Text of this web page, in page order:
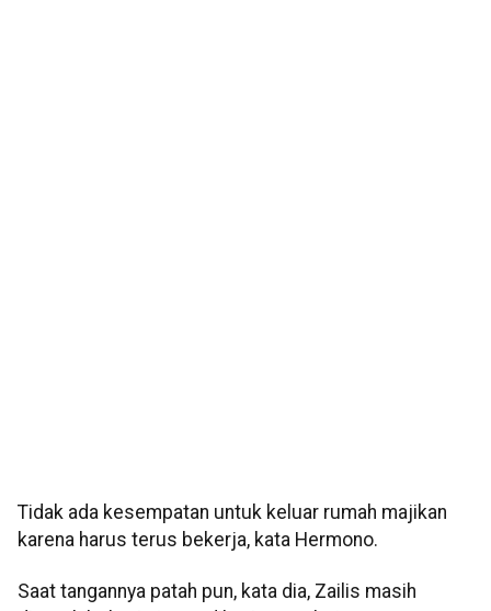
Tidak ada kesempatan untuk keluar rumah majikan
karena harus terus bekerja, kata Hermono.
Saat tangannya patah pun, kata dia, Zailis masih